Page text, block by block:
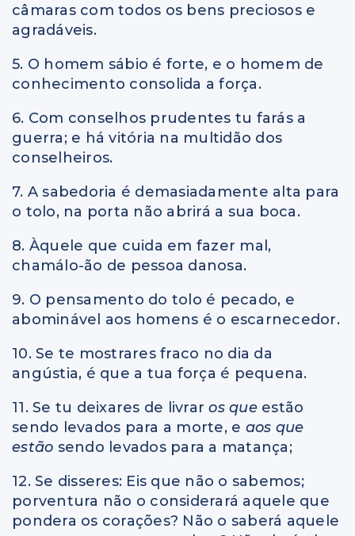
câmaras com todos os bens preciosos e
agradáveis.
5. O homem sábio é forte, e o homem de
conhecimento consolida a força.
6. Com conselhos prudentes tu farás a
guerra; e há vitória na multidão dos
conselheiros.
7. A sabedoria é demasiadamente alta para
o tolo, na porta não abrirá a sua boca.
8. Àquele que cuida em fazer mal,
chamálo-ão de pessoa danosa.
9. O pensamento do tolo é pecado, e
abominável aos homens é o escarnecedor.
10. Se te mostrares fraco no dia da
angústia, é que a tua força é pequena.
11. Se tu deixares de livraros que estão
sendo levados para a morte, e aos que
estão sendo levados para a matança;
12. Se disseres: Eis que não o sabemos;
porventura não o considerará aquele que
pondera os corações? Não o saberá aquele